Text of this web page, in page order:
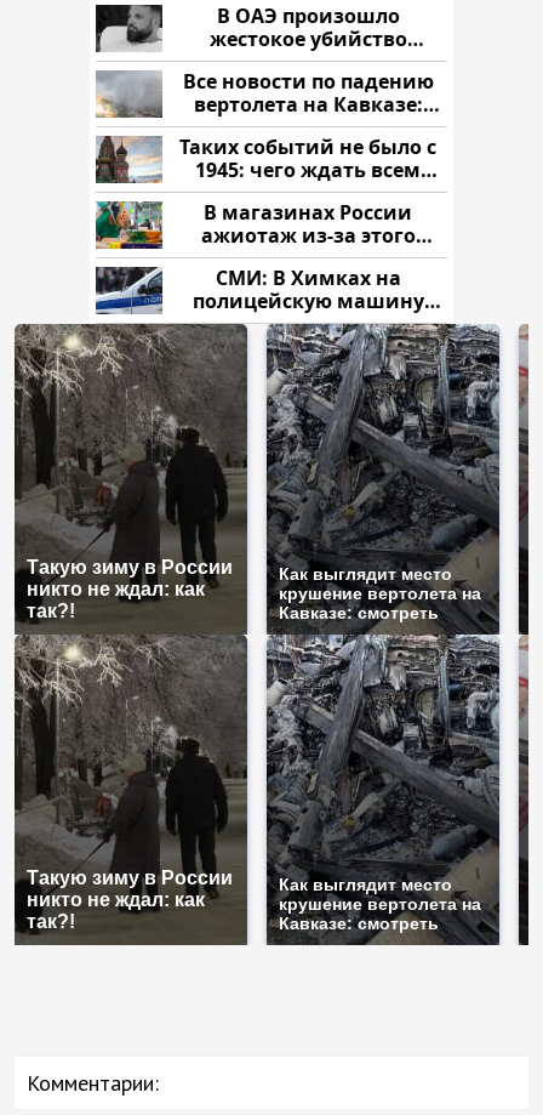
В ОАЭ произошло
жестокое убийство
криптомиллионера
Все новости по падению
вертолета на Кавказе:
читать здесь
Таких событий не было с
1945: чего ждать всем
нам?
В магазинах России
ажиотаж из-за этого
продукта: что купить?
СМИ: В Химках на
полицейскую машину
напали и подожгли.
Такую зиму в России
никто не ждал: как
так?!
Как выглядит место
крушение вертолета на
Кавказе: смотреть
Такую зиму в России
никто не ждал: как
так?!
Как выглядит место
крушение вертолета на
Кавказе: смотреть
Комментарии: